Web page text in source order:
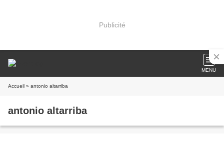
Publicité
MENU
Accueil » antonio altarriba
antonio altarriba